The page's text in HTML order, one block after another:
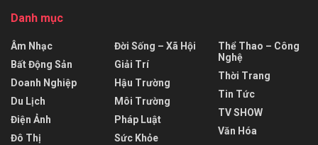
Danh mục
Âm Nhạc
Bất Động Sản
Doanh Nghiệp
Du Lịch
Điện Ảnh
Đô Thị
Đời Sống – Xã Hội
Giải Trí
Hậu Trường
Môi Trường
Pháp Luật
Sức Khỏe
Thể Thao – Công
Nghệ
Thời Trang
Tin Tức
TV SHOW
Văn Hóa